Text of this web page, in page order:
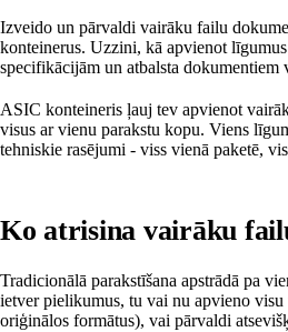
Izveido un pārvaldi vairāku failu
konteinerus. Uzzini, kā apvienot
specifikācijām un atbalsta dokumentiem
ASIC konteineris ļauj tev apvienot
visus ar vienu parakstu kopu. Viens
tehniskie rasējumi - viss vienā paketē,
Ko atrisina vairāku
Tradicionālā parakstīšana apstrādā pa
ietver pielikumus, tu vai nu apvieno
oriģinālos formātus), vai pārvaldi